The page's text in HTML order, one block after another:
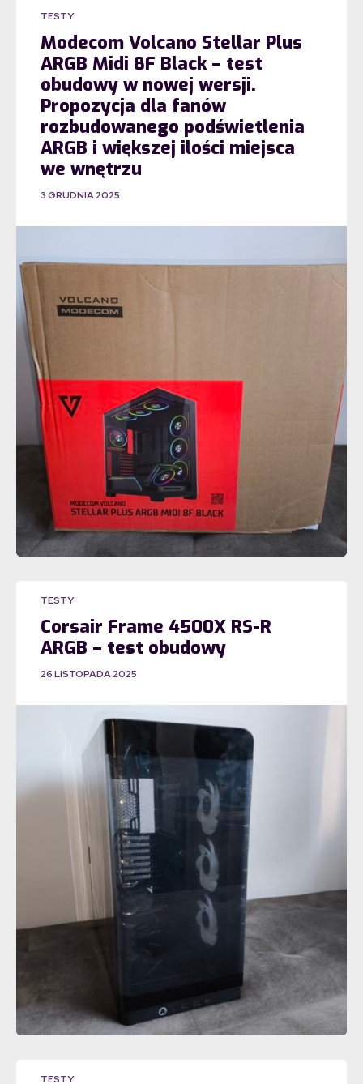
TESTY
Modecom Volcano Stellar Plus
ARGB Midi 8F Black – test
obudowy w nowej wersji.
Propozycja dla fanów
rozbudowanego podświetlenia
ARGB i większej ilości miejsca
we wnętrzu
3 GRUDNIA 2025
TESTY
Corsair Frame 4500X RS-R
ARGB – test obudowy
26 LISTOPADA 2025
TESTY